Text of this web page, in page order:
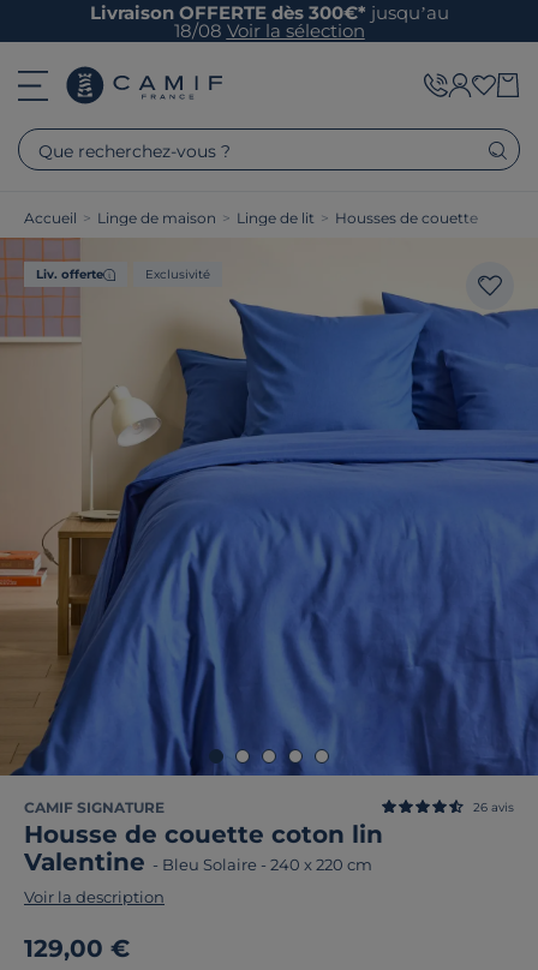
Livraison OFFERTE dès 300€* jusqu’au
18/08 Voir la sélection
Que recherchez-vous ?
Accueil > Linge de maison > Linge de lit > Housses de couette
Liv. offerte Exclusivité
CAMIF SIGNATURE
Housse de couette coton lin
Valentine - Bleu Solaire - 240 x 220 cm
26 avis
Voir la description
129,00 €